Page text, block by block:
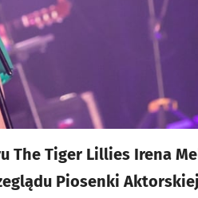
The Tiger Lillies Irena
Piosenki